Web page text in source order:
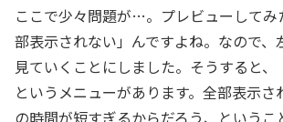
ここで少々問題が…。プレビューしてみ
部表示されない」んですよね。なので、
見ていくことにしました。そうすると、
というメニューがあります。全部表示さ
の時間が短すぎるからだろう、というこ